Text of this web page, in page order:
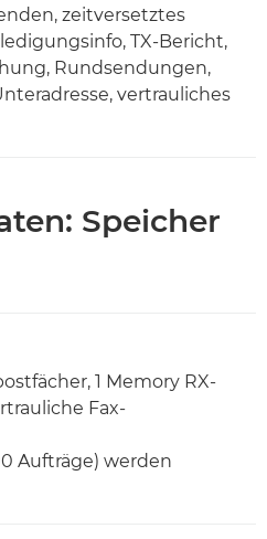
zeitversetztes
TX-Bericht,
Rundsendungen,
vertrauliches
Speicher
1 Memory RX-
Fax-
Aufträge) werden